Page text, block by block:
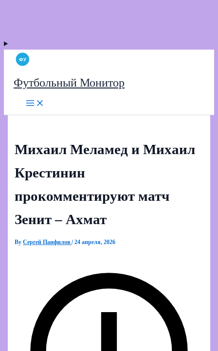
Футбольный Монитор
Михаил Меламед и Михаил
Крестинин
прокомментируют матч
Зенит – Ахмат
ByСергей Панфилов/24 апреля, 2026